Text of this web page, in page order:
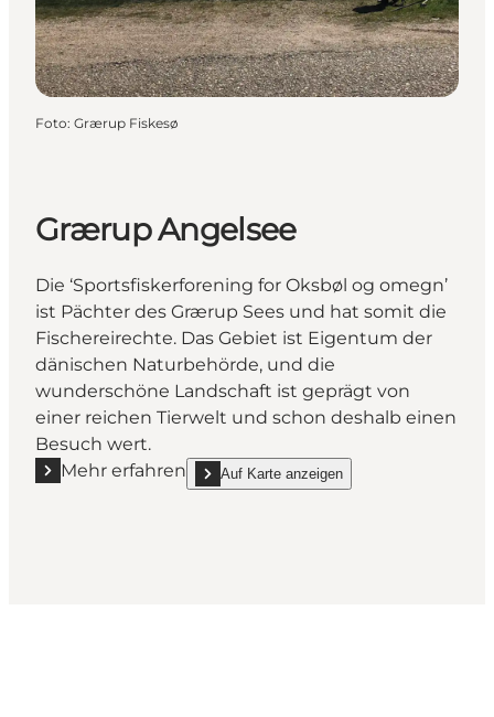
Foto: Grærup Fiskesø
Grærup Angelsee
Die ‘Sportsfiskerforening for Oksbøl og omegn’
ist Pächter des Grærup Sees und hat somit die
Fischereirechte. Das Gebiet ist Eigentum der
dänischen Naturbehörde, und die
wunderschöne Landschaft ist geprägt von
einer reichen Tierwelt und schon deshalb einen
Besuch wert.
Mehr erfahren
Mehr erfahren "Grærup Angelsee"
Auf Karte anzeigen
show Grærup Angelsee on_map